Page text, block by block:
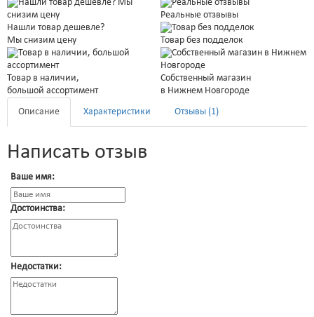
Нашли товар дешевле?
Мы снизим цену
Реальные отзвывы
Товар без подделок
Товар в наличии,
большой ассортимент
Собственный магазин
в Нижнем Новгороде
Описание
Характеристики Отзывы (1)
Написать отзыв
Ваше имя:
Достоинства:
Недостатки: